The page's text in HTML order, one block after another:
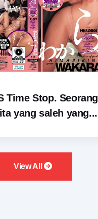
Time Stop. Seorang
yang saleh yang...
View All